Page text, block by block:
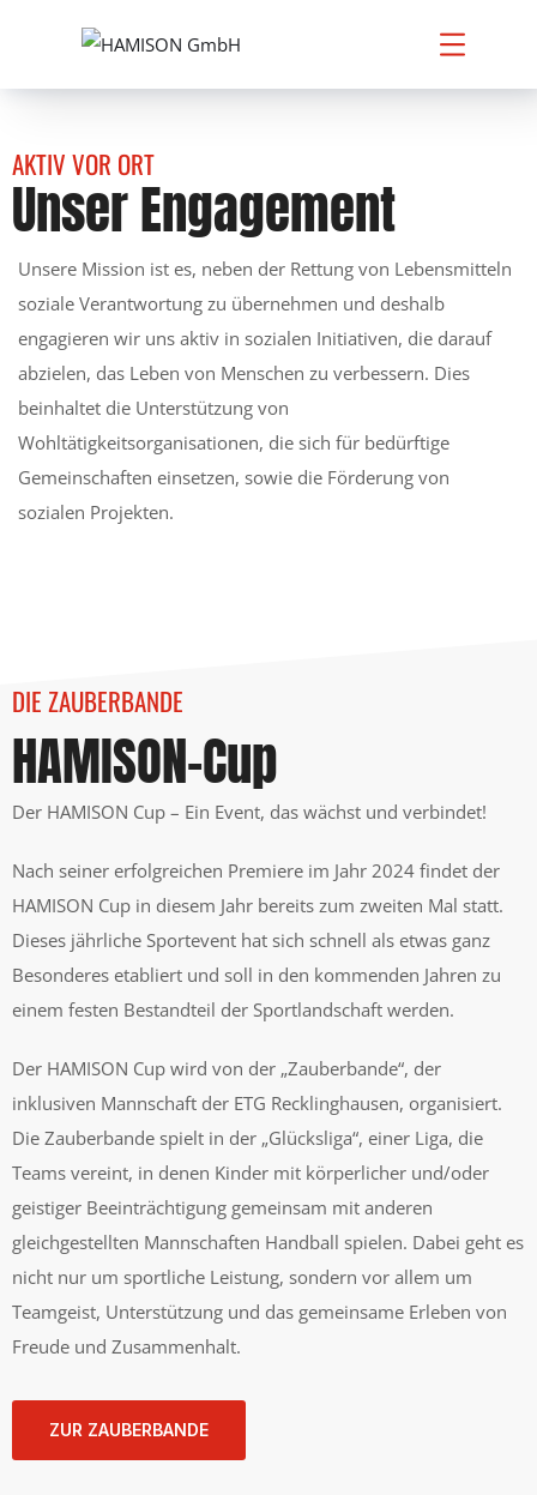
AKTIV VOR ORT
Unser Engagement
Unsere Mission ist es, neben der Rettung von Lebensmitteln
soziale Verantwortung zu übernehmen und deshalb
engagieren wir uns aktiv in sozialen Initiativen, die darauf
abzielen, das Leben von Menschen zu verbessern. Dies
beinhaltet die Unterstützung von
Wohltätigkeitsorganisationen, die sich für bedürftige
Gemeinschaften einsetzen, sowie die Förderung von
sozialen Projekten.
DIE ZAUBERBANDE
HAMISON-Cup
Der HAMISON Cup – Ein Event, das wächst und verbindet!
Nach seiner erfolgreichen Premiere im Jahr 2024 findet der
HAMISON Cup in diesem Jahr bereits zum zweiten Mal statt.
Dieses jährliche Sportevent hat sich schnell als etwas ganz
Besonderes etabliert und soll in den kommenden Jahren zu
einem festen Bestandteil der Sportlandschaft werden.
Der HAMISON Cup wird von der „Zauberbande“, der
inklusiven Mannschaft der ETG Recklinghausen, organisiert.
Die Zauberbande spielt in der „Glücksliga“, einer Liga, die
Teams vereint, in denen Kinder mit körperlicher und/oder
geistiger Beeinträchtigung gemeinsam mit anderen
gleichgestellten Mannschaften Handball spielen. Dabei geht es
nicht nur um sportliche Leistung, sondern vor allem um
Teamgeist, Unterstützung und das gemeinsame Erleben von
Freude und Zusammenhalt.
ZUR ZAUBERBANDE